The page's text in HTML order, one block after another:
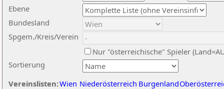
Ebene
Sortierung
Bundesland
Spgem./Kreis/Verein
Nur "österreichische" Spieler
Vereinslisten:Wien Niederösterreich Burgenland